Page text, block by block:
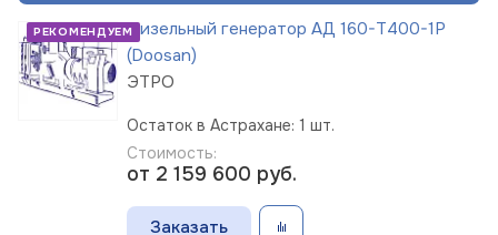
РЕКОМЕНДУЕМДизельный генератор АД 160-Т400-1Р
(Doosan)
ЭТРО
Остаток в Астрахане: 1 шт.
Стоимость:
от 2 159 600 руб.
Заказать